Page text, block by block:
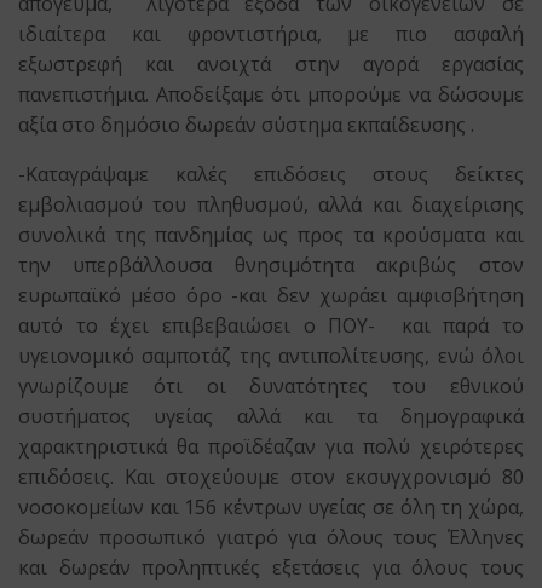
ιδιαίτερα και φροντιστήρια, με πιο ασφαλή
εξωστρεφή και ανοιχτά στην αγορά εργασίας
πανεπιστήμια. Αποδείξαμε ότι μπορούμε να δώσουμε
αξία στο δημόσιο δωρεάν σύστημα εκπαίδευσης .
-Καταγράψαμε καλές επιδόσεις στους δείκτες
εμβολιασμού του πληθυσμού, αλλά και διαχείρισης
συνολικά της πανδημίας ως προς τα κρούσματα και
την υπερβάλλουσα θνησιμότητα ακριβώς στον
ευρωπαϊκό μέσο όρο -και δεν χωράει αμφισβήτηση
αυτό το έχει επιβεβαιώσει ο ΠΟΥ- και παρά το
υγειονομικό σαμποτάζ της αντιπολίτευσης, ενώ όλοι
γνωρίζουμε ότι οι δυνατότητες του εθνικού
συστήματος υγείας αλλά και τα δημογραφικά
χαρακτηριστικά θα προϊδέαζαν για πολύ χειρότερες
επιδόσεις. Και στοχεύουμε στον εκσυγχρονισμό 80
νοσοκομείων και 156 κέντρων υγείας σε όλη τη χώρα,
δωρεάν προσωπικό γιατρό για όλους τους Έλληνες
και δωρεάν προληπτικές εξετάσεις για όλους τους